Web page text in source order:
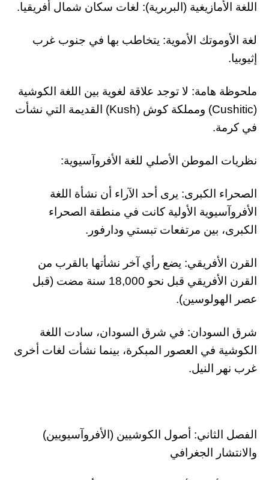
اللغة الأمازيغية (البربرية): لغات سكان شمال أفريقيا.
لغة الأوموتك الأموية: يتخاطب بها في جنوب غرب
إثيوبيا.
ملحوظة هامة: لا توجد علاقة لغوية بين اللغة الكوشية
(Cushitic) ومملكة كوش (Kush) القديمة التي نشأت
في كرمة.
نظريات الموطن الأصلي للغة الأفروآسيوية:
الصحراء الكبرى: يرى أحد الآراء أن نشأة اللغة
الأفروآسيوية الأولية كانت في منطقة الصحراء
الكبرى، بين مرتفعات تبستي ودارفور.
القرن الأفريقي: يضع رأي آخر نشأتها بالقرب من
القرن الأفريقي قبل نحو 18,000 سنة مضت (قبل
عصر الهولوسين).
شرق السودان: في شرق السودان، سادت اللغة
الكوشية في العصور المبكرة، بينما نشأت لغات أخرى
غرب نهر النيل.
الفصل الثاني: أصول الكوشيين (الأفروآسيويين)
والانتشار الجغرافي